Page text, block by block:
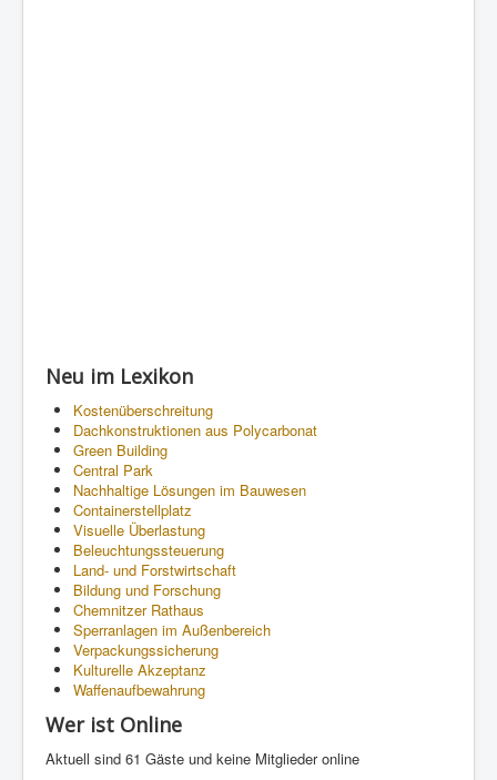
Neu im Lexikon
Kostenüberschreitung
Dachkonstruktionen aus Polycarbonat
Green Building
Central Park
Nachhaltige Lösungen im Bauwesen
Containerstellplatz
Visuelle Überlastung
Beleuchtungssteuerung
Land- und Forstwirtschaft
Bildung und Forschung
Chemnitzer Rathaus
Sperranlagen im Außenbereich
Verpackungssicherung
Kulturelle Akzeptanz
Waffenaufbewahrung
Wer ist Online
Aktuell sind 61 Gäste und keine Mitglieder online